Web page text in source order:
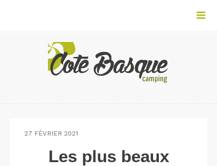
27 FÉVRIER 2021
Les plus beaux